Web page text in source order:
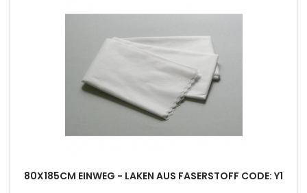
80X185CM EINWEG - LAKEN AUS FASERSTOFF CODE: Y1